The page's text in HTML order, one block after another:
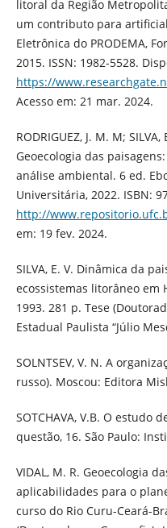
litoral da Região
um contributo para
Eletrônica do PRODEMA,
2015. ISSN: 1982-5528.
https://www.researchgate.net/
Acesso em: 21 mar. 2024.
RODRIGUEZ, J. M. M; SILVA,
Geoecologia das
análise ambiental. 6 ed.
Universitária, 2022. ISBN:
http://
em: 19 fev. 2024.
SILVA, E. V. Dinâmica da
ecossistemas litorâneo em
1993. 281 p. Tese
Estadual Paulista “Júlio
SOLNTSEV, V. N. A
russo). Moscou: Editora
SOTCHAVA, V.B. O estudo
questão, 16. São Paulo:
VIDAL, M. R. Geoecologia
aplicabilidades para o
curso do Rio Curu-Ceará-